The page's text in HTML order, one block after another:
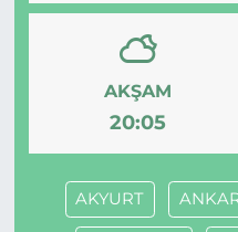
AKŞAM
20:05
AKYURT